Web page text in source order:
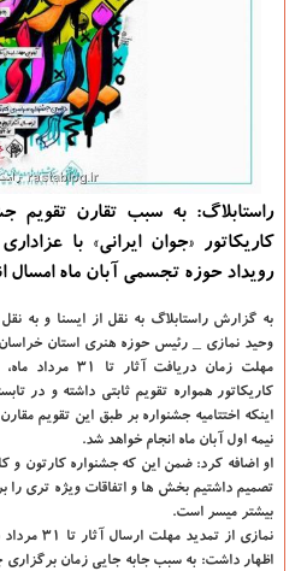
راستابلاگ: به سبب تقارن تقویم
كاریكاتور «جوان ایرانی» با
رویداد حوزه تجسمی آبان ماه امسال
به گزارش راستابلاگ به نقل از ایسنا و به
وحید نمازی _ رئیس حوزه هنری استان
مهلت زمان دریافت آثار تا ۳۱ مرداد ماه، اظهار داشت:
كاریكاتور همواره تقویم ثابتی داشته و در
اینكه اختتامیه جشنواره بر طبق این تقویم
نیمه اول آبان ماه انجام خواهد شد.
تصمیم داشتیم بخش ها و اتفاقات ویژه تری را
بیشتر میسر است.
نمازی از تمدید مهلت ارسال آثار تا ۳۱ مرداد برای